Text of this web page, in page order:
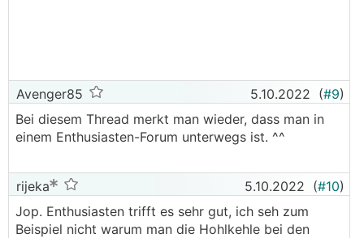
Avenger85 5.10.2022 (#9)
Bei diesem Thread merkt man wieder, dass man in
einem Enthusiasten-Forum unterwegs ist. ^^
rijeka 5.10.2022 (#10)
Jop. Enthusiasten trifft es sehr gut, ich seh zum
Beispiel nicht warum man die Hohlkehle bei den